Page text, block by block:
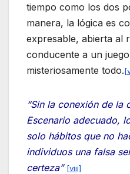
tiempo como los dos
manera, la lógica es
expresable, abierta al
conducente a un
misteriosamente todo.
“Sin la conexión de la
Escenario adecuado,
solo hábitos que no
individuos una falsa
certeza” [viii]